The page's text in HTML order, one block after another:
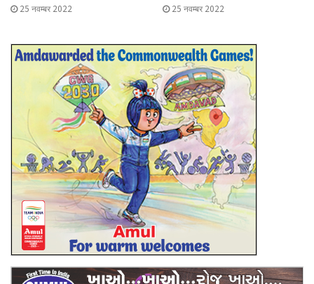
25 नवम्बर 2022 25 नवम्बर 2022